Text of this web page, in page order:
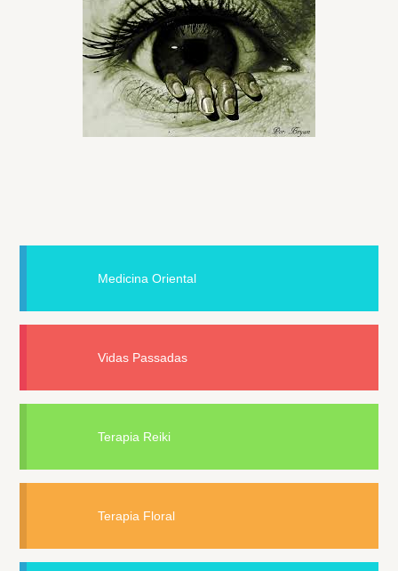
Medicina Oriental
Vidas Passadas
Terapia Reiki
Terapia Floral